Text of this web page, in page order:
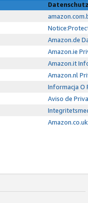
Amazon.de
Amazon.ie
Amazon.it
Amazon.nl
Informacja O
Aviso de